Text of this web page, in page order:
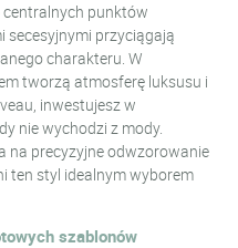
centralnych punktów
secesyjnymi przyciągają
charakteru. W
tworzą atmosferę luksusu i
inwestujesz w
nie wychodzi z mody.
na precyzyjne odwzorowanie
ten styl idealnym wyborem
szablonów